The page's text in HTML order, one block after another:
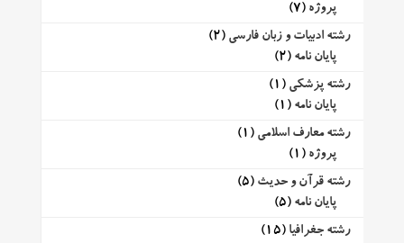
پروژه (7)
رشته ادبیات و زبان فارسی (2)
پایان نامه (2)
رشته پزشکی (1)
پایان نامه (1)
رشته معارف اسلامی (1)
پروژه (1)
رشته قرآن و حدیث (5)
پایان نامه (5)
رشته جغرافیا (15)